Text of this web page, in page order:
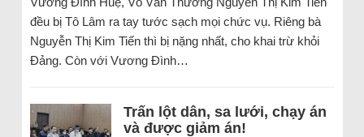
đều bị Tô Lâm ra tay tước sạch mọi chức vụ. Riêng bà
Nguyễn Thị Kim Tiến thì bị nặng nhất, cho khai trừ khỏi
Đảng. Còn với Vương Đình…
Trấn lột dân, sa lưới, chạy án
và được giảm án!